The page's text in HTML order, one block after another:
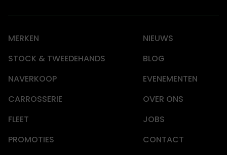
MERKEN
NIEUWS
STOCK & TWEEDEHANDS
BLOG
NAVERKOOP
EVENEMENTEN
CARROSSERIE
OVER ONS
FLEET
JOBS
PROMOTIES
CONTACT